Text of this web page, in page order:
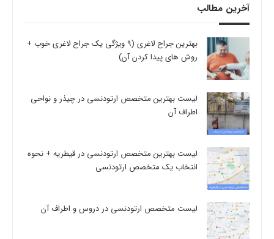
آخرین مطالب
بهترین جراح لاغری (9 ویژگی یک جراح لاغری خوب +
روش های پیدا کردن آن)
لیست بهترین متخصص ارتودنسی در چیذر و نواحی
اطراف آن
لیست بهترین متخصص ارتودنسی در قیطریه + نحوه
انتخاب یک متخصص ارتودنسی
لیست متخصص ارتودنسی در دروس و اطراف آن